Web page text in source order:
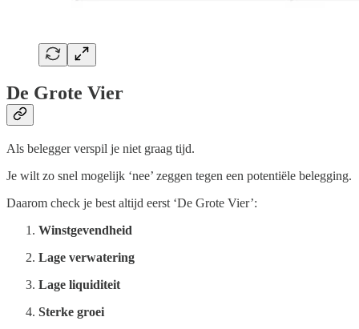
De Grote Vier
Als belegger verspil je niet graag tijd.
Je wilt zo snel mogelijk ‘nee’ zeggen tegen een potentiële belegging.
Daarom check je best altijd eerst ‘De Grote Vier’:
Winstgevendheid
Lage verwatering
Lage liquiditeit
Sterke groei